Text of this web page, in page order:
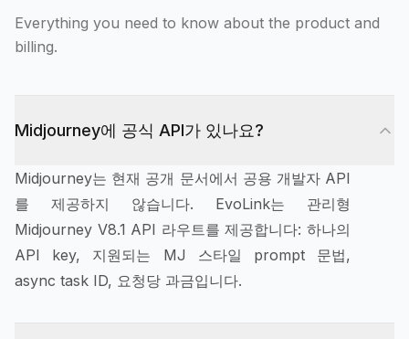
Everything you need to know about the product and
billing.
Midjourney에 공식 API가 있나요?
Midjourney는 현재 공개 문서에서 공용 개발자 API
를 제공하지 않습니다. EvoLink는 관리형
Midjourney V8.1 API 라우트를 제공합니다: 하나의
API key, 지원되는 MJ 스타일 prompt 문법,
async task ID, 요청당 과금입니다.